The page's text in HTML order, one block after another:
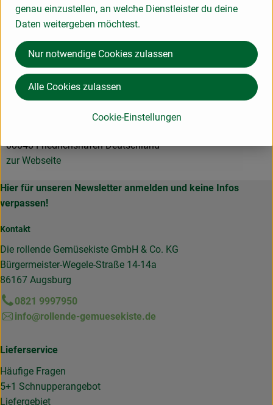
Produktinformationen
Herkunft
Hersteller: Schlachtenberger
88048 Friedrichshafen Deutschland
zur Webseite
Hier für unseren Newsletter anmelden und keine Infos
verpassen!
Kontakt
Die rollende Gemüsekiste GmbH & Co. KG
Bürgermeister-Wegele-Straße 14-14a
86167 Augsburg
0821 9997950
info@rollende-gemuesekiste.de
Lieferservice
Häufige Fragen
5+1 Schnupperangebot
Liefergebiet
genau einzustellen, an welche Dienstleister du deine
Daten weitergeben möchtest.
Cookie-Einstellungen
Nur notwendige Cookies zulassen
Alle Cookies zulassen